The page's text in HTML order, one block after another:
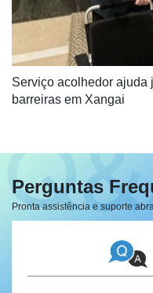
Serviço acolhedor ajuda
barreiras em Xangai
Perguntas
Pronta assistência e suporte